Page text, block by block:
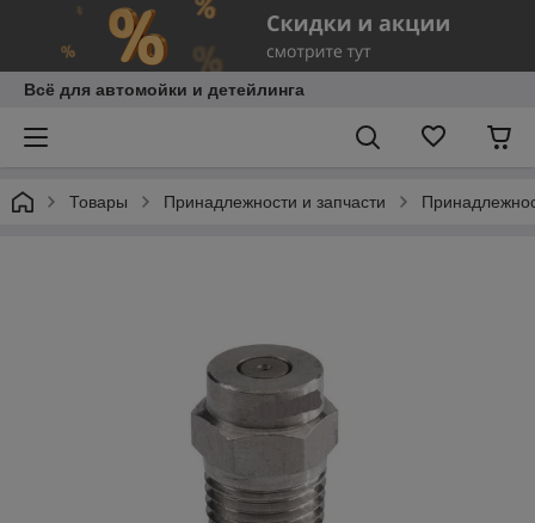
Всё для автомойки и детейлинга
Товары Принадлежности и запчасти